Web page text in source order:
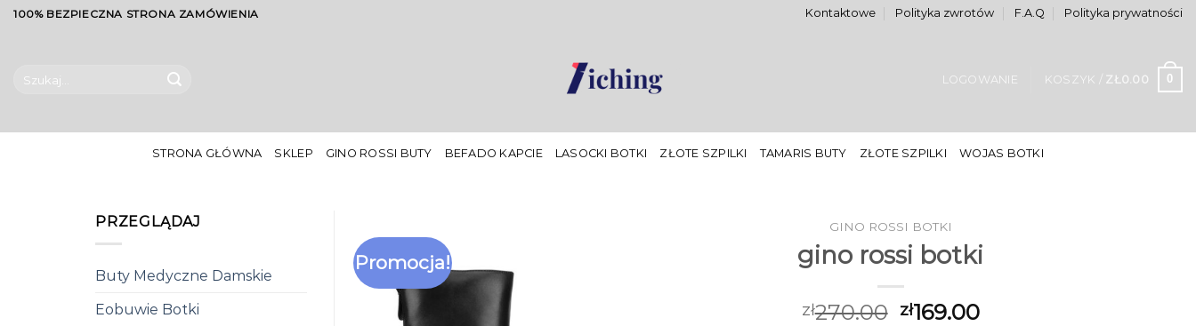
Skip100% BEZPIECZNA STRONA ZAMÓWIENIA Kontaktowe Polityka zwrotów F.A.Q Polityka prywatności
LOGOWANIE KOSZYK / ZŁ 0.00 0
STRONA GŁÓWNA SKLEP GINO ROSSI BUTY BEFADO KAPCIE LASOCKI BOTKI ZŁOTE SZPILKI TAMARIS BUTY ZŁOTE SZPILKI WOJAS BOTKI
PRZEGLĄDAJ
Buty Medyczne Damskie
Eobuwie Botki
Promocja!
GINO ROSSI BOTKI
gino rossi botki
zł270.00 zł169.00